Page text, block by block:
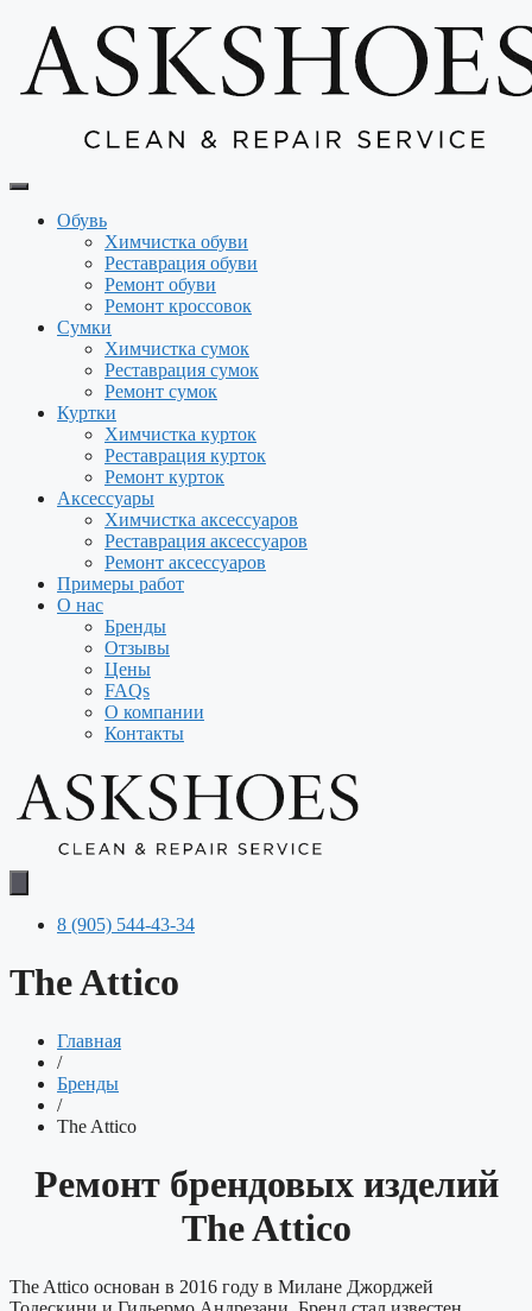
содержимому
Обувь
Химчистка обуви
Реставрация обуви
Ремонт обуви
Ремонт кроссовок
Сумки
Химчистка сумок
Реставрация сумок
Ремонт сумок
Куртки
Химчистка курток
Реставрация курток
Ремонт курток
Аксессуары
Химчистка аксессуаров
Реставрация аксессуаров
Ремонт аксессуаров
Примеры работ
О нас
Бренды
Отзывы
Цены
FAQs
О компании
Контакты
8 (905) 544-43-34
The Attico
Главная
/
Бренды
/
The Attico
Ремонт брендовых изделий
The Attico
The Attico основан в 2016 году в Милане Джорджей